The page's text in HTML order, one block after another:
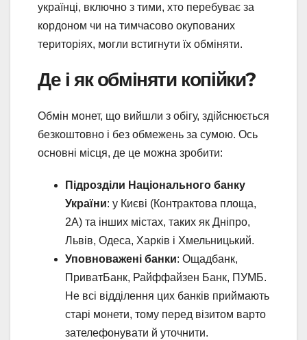
українці, включно з тими, хто перебуває за
кордоном чи на тимчасово окупованих
територіях, могли встигнути їх обміняти.
Де і як обміняти копійки?
Обмін монет, що вийшли з обігу, здійснюється
безкоштовно і без обмежень за сумою. Ось
основні місця, де це можна зробити:
Підрозділи Національного банку
України: у Києві (Контрактова площа,
2А) та інших містах, таких як Дніпро,
Львів, Одеса, Харків і Хмельницький.
Уповноважені банки: Ощадбанк,
ПриватБанк, Райффайзен Банк, ПУМБ.
Не всі відділення цих банків приймають
старі монети, тому перед візитом варто
зателефонувати й уточнити.